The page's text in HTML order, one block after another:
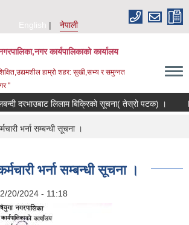
English
नेपाली
कार्यपालिकाको कार्यालय
हाम्रो शहर: सुखी,सभ्य र समुन्नत
"
दरभाउबाट लिलाम बिक्रिको सूचना( तेस्रो पटक) ।
भर्ना सम्बन्धी सूचना ।
भर्ना सम्बन्धी सूचना ।
20/2024 - 11:18